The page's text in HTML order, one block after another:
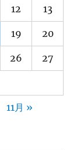
12 13
19 20
26 27
11月 »